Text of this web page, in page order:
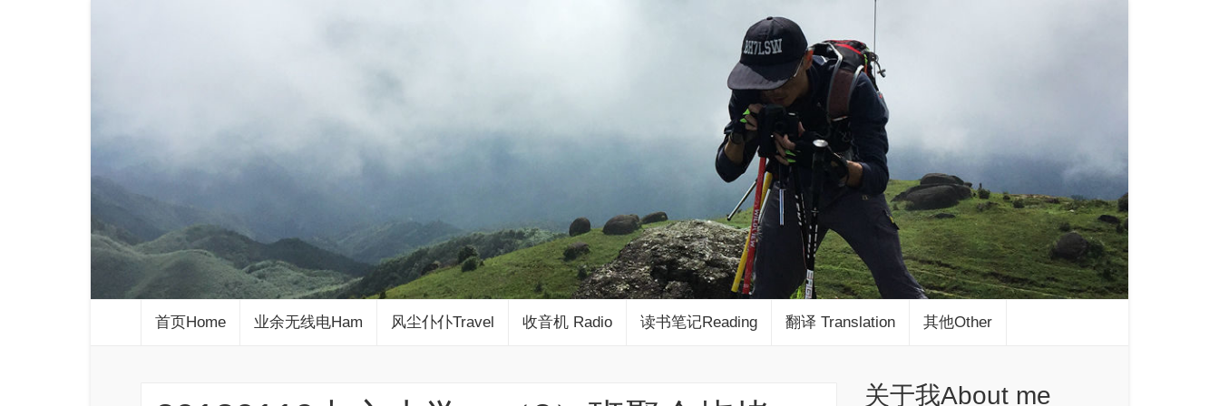
首页Home 业余无线电Ham 风尘仆仆Travel 收音机 Radio 读书笔记Reading 翻译 Translation 其他Other
关于我About me